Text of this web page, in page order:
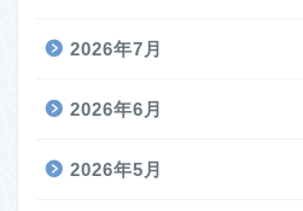
2026年7月
2026年6月
2026年5月